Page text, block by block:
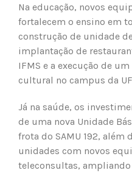
Na educação, novos
fortalecem o ensino em
construção de unidade
implantação de
IFMS e a execução de
cultural no campus da
Já na saúde, os
de uma nova Unidade
frota do SAMU 192, além
unidades com novos
teleconsultas,